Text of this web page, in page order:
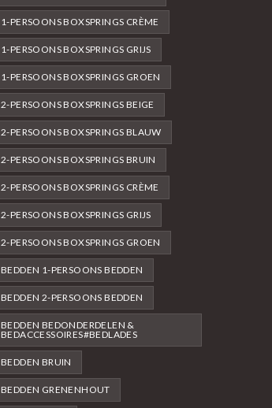
1-PERSOONS BOXSPRINGS CRÈME
1-PERSOONS BOXSPRINGS GRIJS
1-PERSOONS BOXSPRINGS GROEN
2-PERSOONS BOXSPRINGS BEIGE
2-PERSOONS BOXSPRINGS BLAUW
2-PERSOONS BOXSPRINGS BRUIN
2-PERSOONS BOXSPRINGS CRÈME
2-PERSOONS BOXSPRINGS GRIJS
2-PERSOONS BOXSPRINGS GROEN
BEDDEN 1-PERSOONS BEDDEN
BEDDEN 2-PERSOONS BEDDEN
BEDDEN BEDONDERDELEN &
BEDACCESSOIRES#BEDLADES
BEDDEN BRUIN
BEDDEN GRENENHOUT